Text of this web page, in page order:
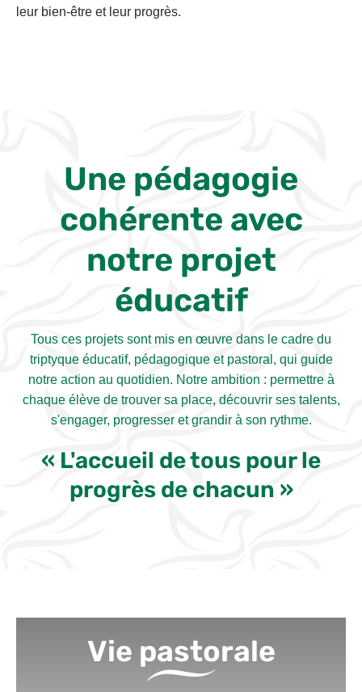
leur bien-être et leur progrès.
Une pédagogie
cohérente avec
notre projet
éducatif
Tous ces projets sont mis en œuvre dans le cadre du
triptyque éducatif, pédagogique et pastoral, qui guide
notre action au quotidien. Notre ambition : permettre à
chaque élève de trouver sa place, découvrir ses talents,
s'engager, progresser et grandir à son rythme.
« L'accueil de tous pour le
progrès de chacun »
Vie pastorale